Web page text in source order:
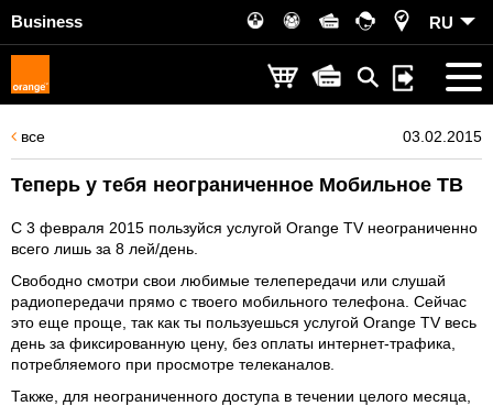
Business RU
все 03.02.2015
Теперь у тебя неограниченное Мобильное ТВ
С 3 февраля 2015 пользуйся услугой Orange TV неограниченно
всего лишь за 8 лей/день.
Свободно смотри свои любимые телепередачи или слушай
радиопередачи прямо с твоего мобильного телефона. Сейчас
это еще проще, так как ты пользуешься услугой Orange TV весь
день за фиксированную цену, без оплаты интернет-трафика,
потребляемого при просмотре телеканалов.
Также, для неограниченного доступа в течении целого месяца,